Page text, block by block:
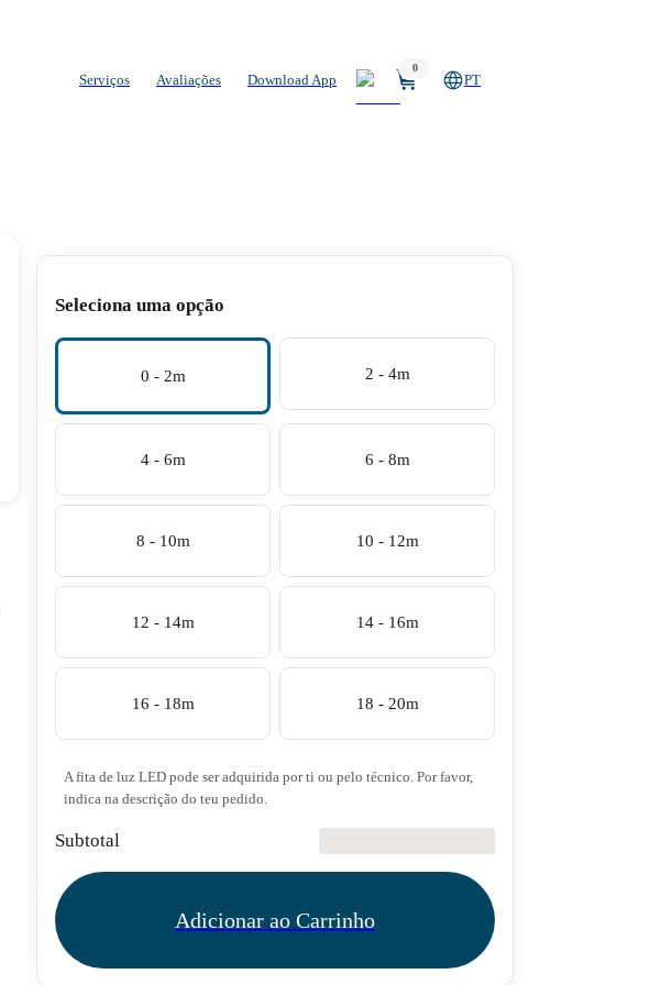
Serviços Avaliações Download App
0
PT
Seleciona uma opção
0 - 2m 2 - 4m
4 - 6m 6 - 8m
8 - 10m 10 - 12m
12 - 14m 14 - 16m
16 - 18m 18 - 20m
A fita de luz LED pode ser adquirida por ti ou pelo técnico. Por favor,
indica na descrição do teu pedido.
Subtotal
Adicionar ao Carrinho